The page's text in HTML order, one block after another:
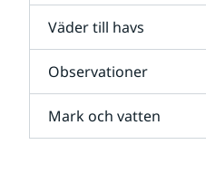
Väder till havs
Observationer
Mark och vatten